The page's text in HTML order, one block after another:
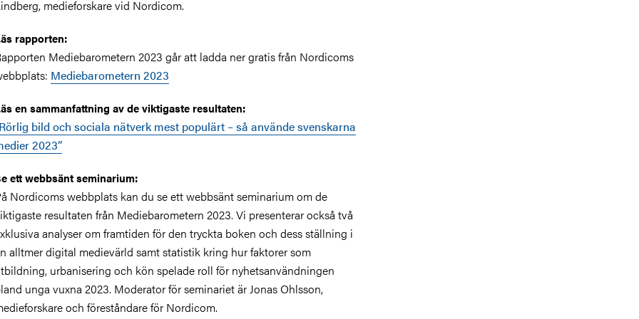
medieforskare vid Nordicom.
rapporten:
Mediebarometern 2023 går att ladda ner gratis från Nordicoms
Mediebarometern 2023
en sammanfattning av de viktigaste resultaten:
bild och sociala nätverk mest populärt – så använde svenskarna
2023”
ett webbsänt seminarium:
Nordicoms webbplats kan du se ett webbsänt seminarium om de
resultaten från Mediebarometern 2023. Vi presenterar också två
analyser om framtiden för den tryckta boken och dess ställning i
alltmer digital medievärld samt statistik kring hur faktorer som
urbanisering och kön spelade roll för nyhetsanvändningen
unga vuxna 2023. Moderator för seminariet är Jonas Ohlsson,
och föreståndare för Nordicom.